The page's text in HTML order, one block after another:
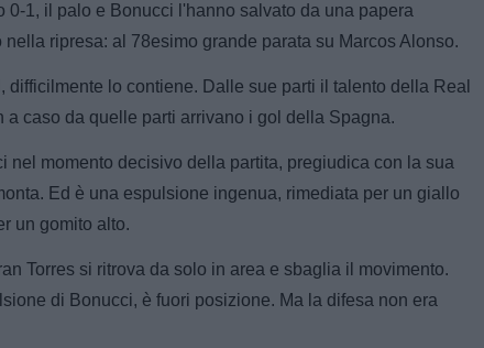
0-1, il palo e Bonucci l'hanno salvato da una papera
ripresa: al 78esimo grande parata su Marcos Alonso.
difficilmente lo contiene. Dalle sue parti il talento della Real
a caso da quelle parti arrivano i gol della Spagna.
nel momento decisivo della partita, pregiudica con la sua
Ed è una espulsione ingenua, rimediata per un giallo
un gomito alto.
Torres si ritrova da solo in area e sbaglia il movimento.
di Bonucci, è fuori posizione. Ma la difesa non era